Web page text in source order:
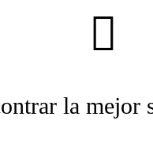
la mejor